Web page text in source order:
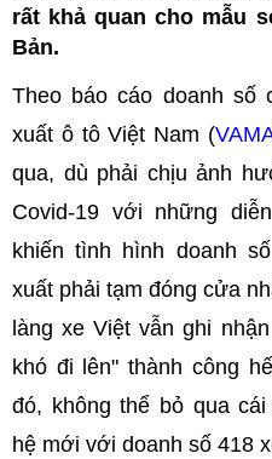
rất khả quan cho mẫu
Bản.
Theo báo cáo doanh số
xuất ô tô Việt Nam (
qua, dù phải chịu ảnh
Covid-19 với những
khiến tình hình doanh
xuất phải tạm đóng cửa
làng xe Việt vẫn ghi
khó đi lên" thành công
đó, không thể bỏ qua
hệ mới với doanh số 418